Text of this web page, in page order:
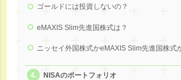
ゴールドには投資しないの？
eMAXIS Slim先進国株式は？
ニッセイ外国株式かeMAXIS Slim先進国株式
NISAのポートフォリオ